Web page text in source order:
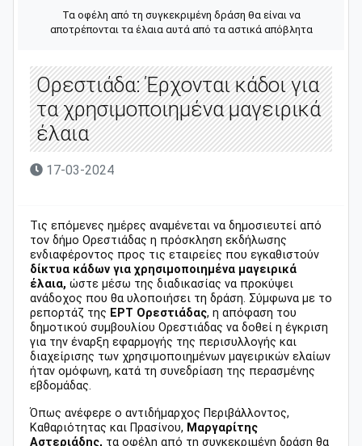
Τα οφέλη από τη συγκεκριμένη δράση θα είναι να
αποτρέπονται τα έλαια αυτά από τα αστικά απόβλητα
Ορεστιάδα: Έρχονται κάδοι για
τα χρησιμοποιημένα μαγειρικά
έλαια
17-03-2024
Τις επόμενες ημέρες αναμένεται να δημοσιευτεί από
τον δήμο Ορεστιάδας η πρόσκληση εκδήλωσης
ενδιαφέροντος προς τις εταιρείες που εγκαθιστούν
δίκτυα κάδων για χρησιμοποιημένα μαγειρικά
έλαια, ώστε μέσω της διαδικασίας να προκύψει
ανάδοχος που θα υλοποιήσει τη δράση. Σύμφωνα με το
ρεπορτάζ της ΕΡΤ Ορεστιάδας, η απόφαση του
δημοτικού συμβουλίου Ορεστιάδας να δοθεί η έγκριση
για την έναρξη εφαρμογής της περισυλλογής και
διαχείρισης των χρησιμοποιημένων μαγειρικών ελαίων
ήταν ομόφωνη, κατά τη συνεδρίαση της περασμένης
εβδομάδας.
Όπως ανέφερε ο αντιδήμαρχος Περιβάλλοντος,
Καθαριότητας και Πρασίνου, Μαργαρίτης
Αστεριάδης, τα οφέλη από τη συγκεκριμένη δράση θα